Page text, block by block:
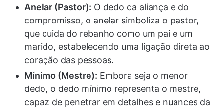
Anelar (Pastor): O dedo da aliança e do
compromisso, o anelar simboliza o pastor,
que cuida do rebanho como um pai e um
marido, estabelecendo uma ligação direta ao
coração das pessoas.
Mínimo (Mestre): Embora seja o menor
dedo, o dedo mínimo representa o mestre,
capaz de penetrar em detalhes e nuances da